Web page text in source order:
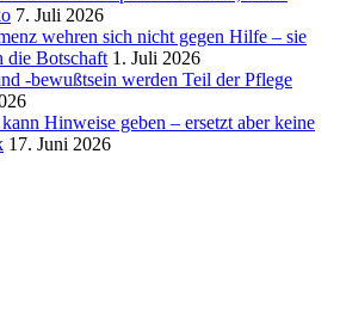
7. Juli 2026
wehren sich nicht gegen Hilfe – sie
die Botschaft 1. Juli 2026
-bewußtsein werden Teil der Pflege
Hinweise geben – ersetzt aber keine
17. Juni 2026